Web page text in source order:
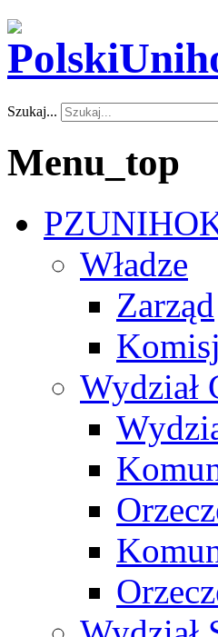
Szukaj...
Menu_top
Władze
Zarząd
Wydział